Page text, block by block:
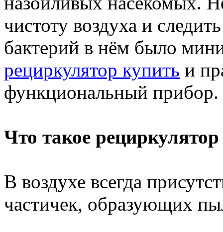
чистоту воздуха и
бактерий в нём было
рециркулятор купить и
функциональный прибор.
Что такое
В воздухе всегда
частичек, образующих